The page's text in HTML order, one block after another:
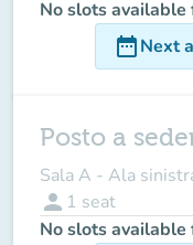
No slots available
date_rangeNext
Posto a
Sala A - Ala
person 1 seat
No slots available